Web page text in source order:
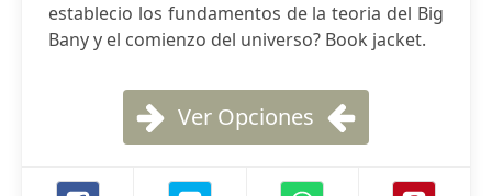
establecio los fundamentos de la teoria del Big
Bany y el comienzo del universo? Book jacket.
Ver Opciones